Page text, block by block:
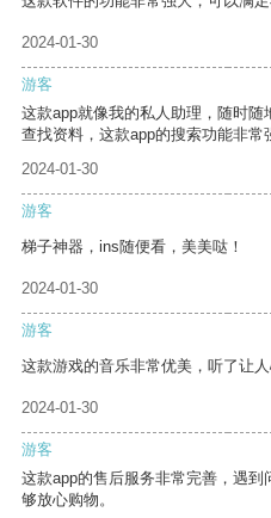
2024-01-30
游客
这款app就像我的私人助理，随时
查找资料，这款app的搜索功能非常
2024-01-30
游客
梯子神器，ins随便看，美美哒！
2024-01-30
游客
这款游戏的音乐非常优美，听了让人
2024-01-30
游客
这款app的售后服务非常完善，遇
够放心购物。